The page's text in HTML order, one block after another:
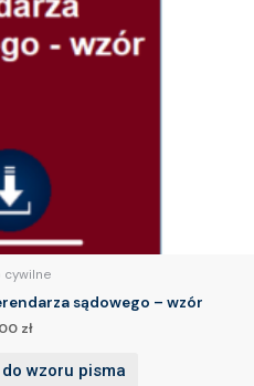
cywilne
sądowego – wzór
zł
wzoru pisma